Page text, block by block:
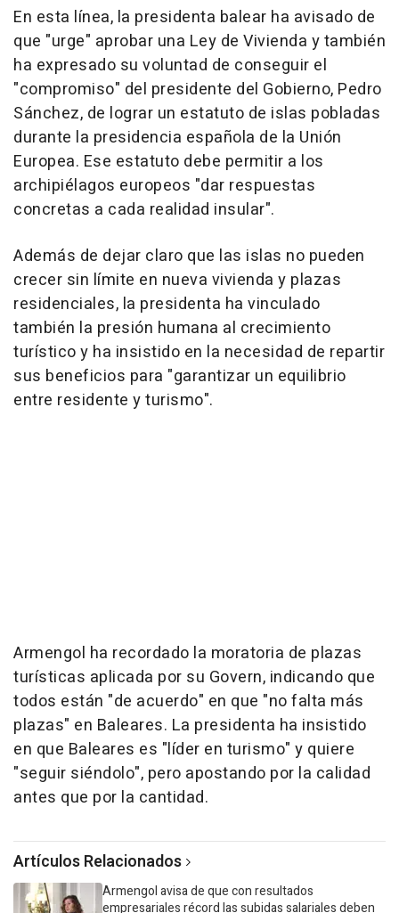
En esta línea, la presidenta balear ha avisado de
que "urge" aprobar una Ley de Vivienda y también
ha expresado su voluntad de conseguir el
"compromiso" del presidente del Gobierno, Pedro
Sánchez, de lograr un estatuto de islas pobladas
durante la presidencia española de la Unión
Europea. Ese estatuto debe permitir a los
archipiélagos europeos "dar respuestas
concretas a cada realidad insular".
Además de dejar claro que las islas no pueden
crecer sin límite en nueva vivienda y plazas
residenciales, la presidenta ha vinculado
también la presión humana al crecimiento
turístico y ha insistido en la necesidad de repartir
sus beneficios para "garantizar un equilibrio
entre residente y turismo".
Armengol ha recordado la moratoria de plazas
turísticas aplicada por su Govern, indicando que
todos están "de acuerdo" en que "no falta más
plazas" en Baleares. La presidenta ha insistido
en que Baleares es "líder en turismo" y quiere
"seguir siéndolo", pero apostando por la calidad
antes que por la cantidad.
Artículos Relacionados
Armengol avisa de que con resultados
empresariales récord las subidas salariales deben